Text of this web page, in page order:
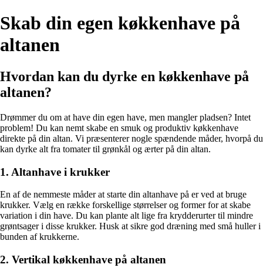
Skab din egen køkkenhave på
altanen
Hvordan kan du dyrke en køkkenhave på
altanen?
Drømmer du om at have din egen have, men mangler pladsen? Intet
problem! Du kan nemt skabe en smuk og produktiv køkkenhave
direkte på din altan. Vi præsenterer nogle spændende måder, hvorpå du
kan dyrke alt fra tomater til grønkål og ærter på din altan.
1. Altanhave i krukker
En af de nemmeste måder at starte din altanhave på er ved at bruge
krukker. Vælg en række forskellige størrelser og former for at skabe
variation i din have. Du kan plante alt lige fra krydderurter til mindre
grøntsager i disse krukker. Husk at sikre god dræning med små huller i
bunden af krukkerne.
2. Vertikal køkkenhave på altanen